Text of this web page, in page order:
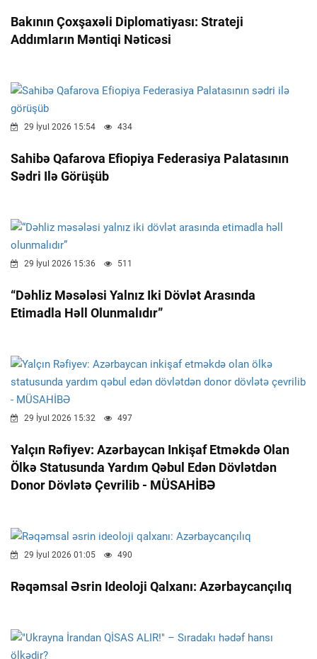
Bakının Çoxşaxəli Diplomatiyası: Strateji
Addımların Məntiqi Nəticəsi
29 İyul 2026 15:54 434
Sahibə Qafarova Efiopiya Federasiya Palatasının
Sədri Ilə Görüşüb
29 İyul 2026 15:36 511
“Dəhliz Məsələsi Yalnız Iki Dövlət Arasında
Etimadla Həll Olunmalıdır”
29 İyul 2026 15:32 497
Yalçın Rəfiyev: Azərbaycan Inkişaf Etməkdə Olan
Ölkə Statusunda Yardım Qəbul Edən Dövlətdən
Donor Dövlətə Çevrilib - MÜSAHİBƏ
29 İyul 2026 01:05 490
Rəqəmsal Əsrin Ideoloji Qalxanı: Azərbaycançılıq